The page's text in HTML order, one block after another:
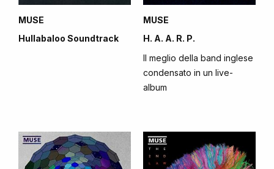
MUSE
Hullabaloo Soundtrack
MUSE
H. A. A. R. P.
Il meglio della band inglese
condensato in un live-
album